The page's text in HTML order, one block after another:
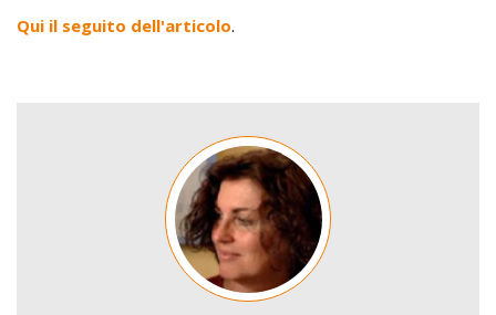
Qui il seguito dell'articolo.